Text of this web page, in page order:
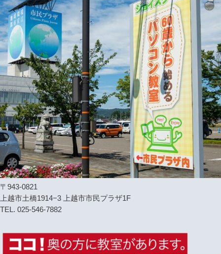
〒943-0821
上越市土橋1914−3 上越市市民プラザ1F
TEL. 025-546-7882